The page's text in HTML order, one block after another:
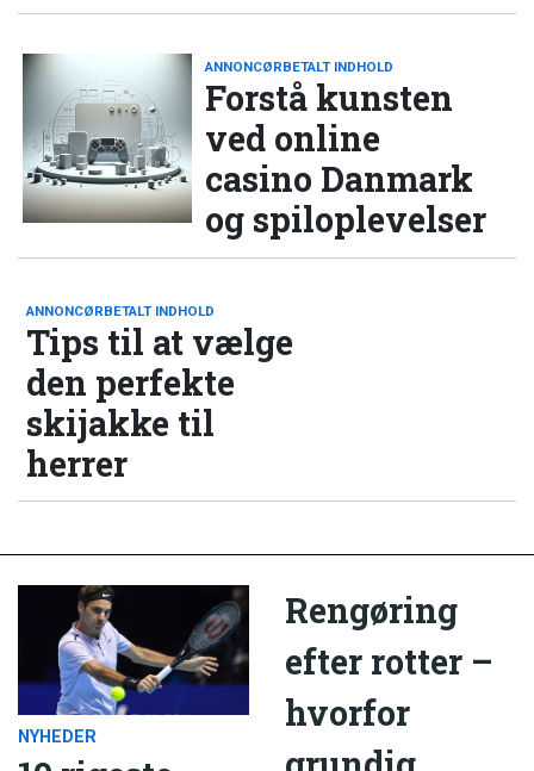
ANNONCØRBETALT INDHOLD
Forstå kunsten
ved online
casino Danmark
og spiloplevelser
ANNONCØRBETALT INDHOLD
Tips til at vælge
den perfekte
skijakke til
herrer
NYHEDER
Rengøring
efter rotter –
hvorfor